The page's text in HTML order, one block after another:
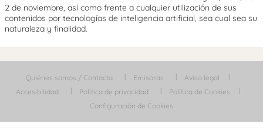
2 de noviembre, así como frente a cualquier utilización de sus
contenidos por tecnologías de inteligencia artificial, sea cual sea su
naturaleza y finalidad.
Quiénes somos / Contacta Emisoras
Aviso legal
Accesibilidad
Política de privacidad
Política de Cookies
Configuración de Cookies